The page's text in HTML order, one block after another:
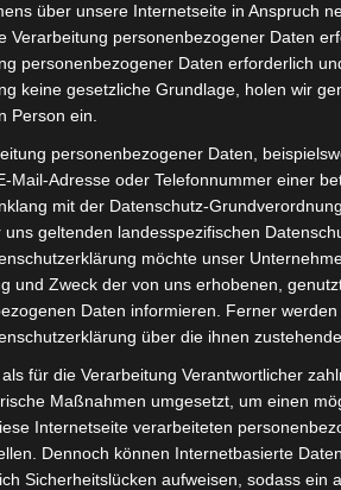
eines charmanten MI-6-Agenten zeigt
Rollen – ganz im Stil eines echten
mit seinen fließenden und
Eleganz und Kraft vereint.
BMX-Flatland-Tricks, die von
Moves reichen, sorgt Tim Höfel für
Show sind an der Abendkasse
„Love Swing“
der MIMUSE auf einen weiteren
über unsere Internetseite in Anspruch
Verarbeitung personenbezogener Daten
personenbezogener Daten erforderlich
keine gesetzliche Grundlage, holen wir
Person ein.
personenbezogener Daten,
Mail-Adresse oder Telefonnummer einer
mit der Datenschutz-
uns geltenden landesspezifischen
möchte unser
und Zweck der von uns erhobenen,
Daten informieren. Ferner
über die ihnen
für die Verarbeitung Verantwortlicher
Maßnahmen umgesetzt, um einen
Internetseite verarbeiteten
Dennoch können Internetbasierte
Sicherheitslücken aufweisen, sodass ein